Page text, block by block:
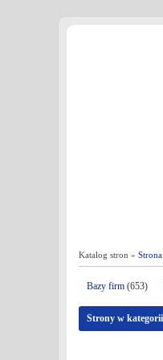
Katalog stron »
Bazy firm (653)
Strony w